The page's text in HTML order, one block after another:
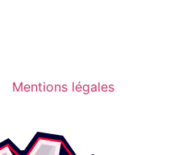
Mentions légales